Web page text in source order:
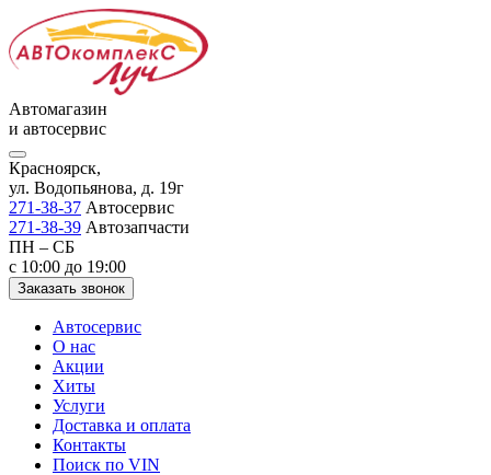
Автомагазин
и автосервис
Красноярск,
ул. Водопьянова, д. 19г
271-38-37 Автосервис
271-38-39 Автозапчасти
ПН – СБ
с 10:00 до 19:00
Заказать звонок
Автосервис
О нас
Акции
Хиты
Услуги
Доставка и оплата
Контакты
Поиск по VIN